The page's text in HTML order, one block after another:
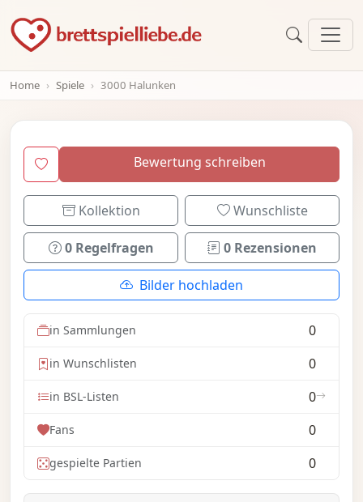
Home Spiele 3000 Halunken
Bewertung schreiben
Kollektion Wunschliste
0 Regelfragen 0 Rezensionen
Bilder hochladen
in Sammlungen 0
in Wunschlisten 0
in BSL-Listen 0
Fans 0
gespielte Partien 0